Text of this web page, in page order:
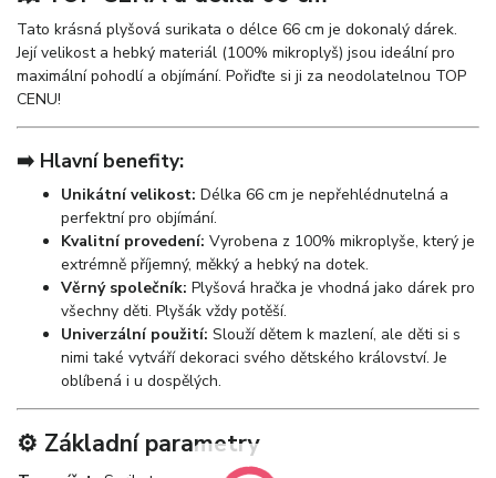
Tato krásná plyšová surikata o délce 66 cm je dokonalý dárek.
Její velikost a hebký materiál (100% mikroplyš) jsou ideální pro
maximální pohodlí a objímání. Pořiďte si ji za neodolatelnou TOP
CENU!
➡️ Hlavní benefity:
Unikátní velikost: Délka 66 cm je nepřehlédnutelná a
perfektní pro objímání.
Kvalitní provedení: Vyrobena z 100% mikroplyše, který je
extrémně příjemný, měkký a hebký na dotek.
Věrný společník: Plyšová hračka je vhodná jako dárek pro
všechny děti. Plyšák vždy potěší.
Univerzální použití: Slouží dětem k mazlení, ale děti si s
nimi také vytváří dekoraci svého dětského království. Je
oblíbená i u dospělých.
⚙️ Základní parametry